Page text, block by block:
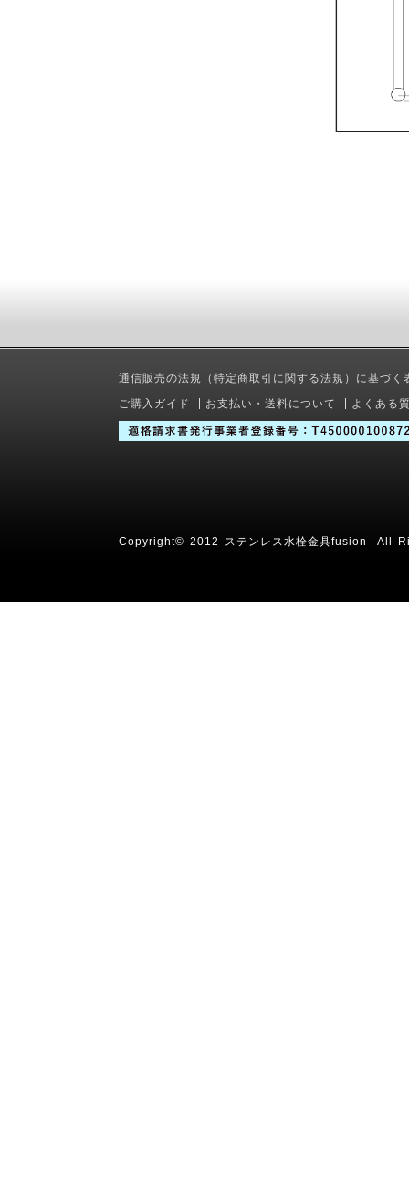
通信販売の法規（特定商取引に関する法規）に基づく
ご購入ガイド お支払い・送料について よくある
Copyright© 2012 ステンレス水栓金具fusion All